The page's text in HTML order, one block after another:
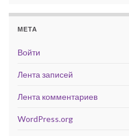
МЕТА
Войти
Лента записей
Лента комментариев
WordPress.org